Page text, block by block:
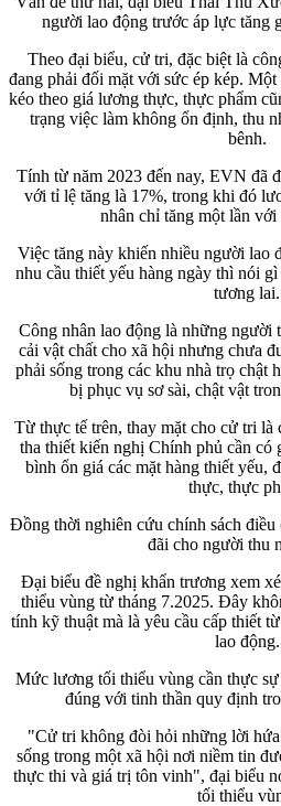
người lao động trước áp lực tăng
Theo đại biểu, cử tri, đặc biệt là
đang phải đối mặt với sức ép kép.
kéo theo giá lương thực, thực phẩm
trạng việc làm không ổn định, thu
bênh.
Tính từ năm 2023 đến nay, EVN đã
với tỉ lệ tăng là 17%, trong khi đó
nhân chỉ tăng một lần
Việc tăng này khiến nhiều người lao
nhu cầu thiết yếu hàng ngày thì nói
tương lai.
Công nhân lao động là những người
cải vật chất cho xã hội nhưng chưa
phải sống trong các khu nhà trọ chật
bị phục vụ sơ sài, chật vật
Từ thực tế trên, thay mặt cho cử tri là
tha thiết kiến nghị Chính phủ cần có
bình ổn giá các mặt hàng thiết yếu,
thực, thực
Đồng thời nghiên cứu chính sách
đãi cho người thu
Đại biểu đề nghị khẩn trương xem
thiểu vùng từ tháng 7.2025. Đây
tính kỹ thuật mà là yêu cầu cấp thiết
lao động.
Mức lương tối thiểu vùng cần thực
đúng với tinh thần quy định
"Cử tri không đòi hỏi những lời
sống trong một xã hội nơi niềm tin
thực thi và giá trị tôn vinh", đại biểu
tối thiểu